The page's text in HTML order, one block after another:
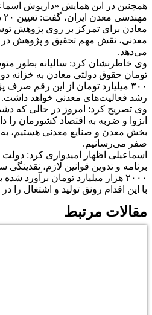
همچنین در این همایش «داریوش
معادن برای تمرکز بر روی پژوهش
معدنی، نقش مهم تحقیق و پژوهش در
می‌دهد.
تومان حقوق دولتی معادن به خزانه
۳۰۰ میلیارد تومان از این رقم
رشد فعالیت‌های معدنی خواهد داشت.
وی تصریح کرد: امروز در حالی که
انزوا و ضربه به اقتصاد کشورمان را
بخش معدن و صنایع معدنی هستیم، به
صفر می‌رسانیم.
اسماعیلی اظهار امیدواری کرد:
برنامه و تدوین قوانین لازم، نقدینگی
۲۰۰۰ هزار میلیارد تومان برآورد
با این اقدام رونق تولید و اشتغال را
مقالات مرتبط